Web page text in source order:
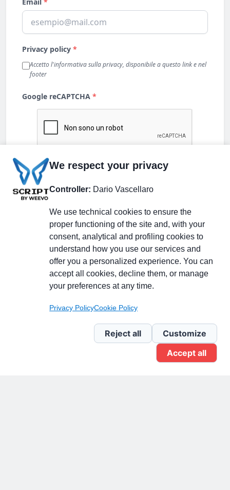
Partecipa alla discussione
Pagina Linkedin
Newsletter Linkedin
We respect your privacy
Controller: Dario Vascellaro
We use technical cookies to ensure the
proper functioning of the site and, with your
consent, analytical and profiling cookies to
understand how you use our services and
offer you a personalized experience. You can
accept all cookies, decline them, or manage
your preferences at any time.
Privacy PolicyCookie Policy
Reject all
Customize
Accept all